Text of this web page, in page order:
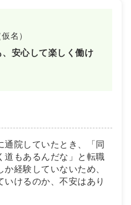
名）
安心して楽しく働け
通院していたとき、「同
道もあるんだな」と転職
経験していないため、
けるのか、不安はあり